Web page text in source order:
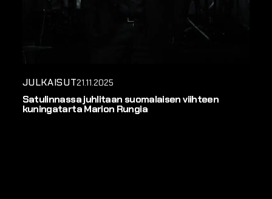
JULKAISUT21.11.2025
Satulinnassa juhlitaan suomalaisen viihteen
kuningatarta Marion Rungia